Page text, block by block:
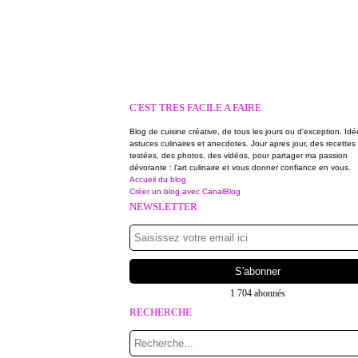
C'EST TRES FACILE A FAIRE
Blog de cuisine créative, de tous les jours ou d'exception.
astuces culinaires et anecdotes. Jour apres jour, des recettes
testées, des photos, des vidéos, pour partager ma passion
dévorante : l'art culinaire et vous donner confiance en vous.
Accueil du blog
Créer un blog avec CanalBlog
NEWSLETTER
1 704 abonnés
RECHERCHE